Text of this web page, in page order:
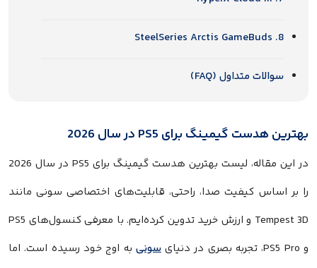
8. SteelSeries Arctis GameBuds
سوالات متداول (FAQ)
بهترین هدست گیمینگ برای PS5 در سال 2026
در این مقاله، لیست بهترین هدست گیمینگ برای PS5 در سال 2026
را بر اساس کیفیت صدا، راحتی، قابلیت‌های اختصاصی سونی مانند
Tempest 3D و ارزش خرید تدوین کرده‌ایم. با معرفی کنسول‌های PS5
و PS5 Pro، تجربه بصری در دنیای
سونیبه اوج خود رسیده است. اما